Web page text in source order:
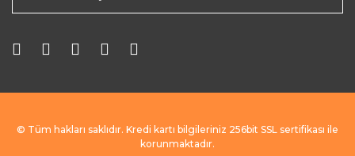
© Tüm hakları saklıdır. Kredi kartı bilgileriniz 256bit SSL sertifikası ile
korunmaktadır.